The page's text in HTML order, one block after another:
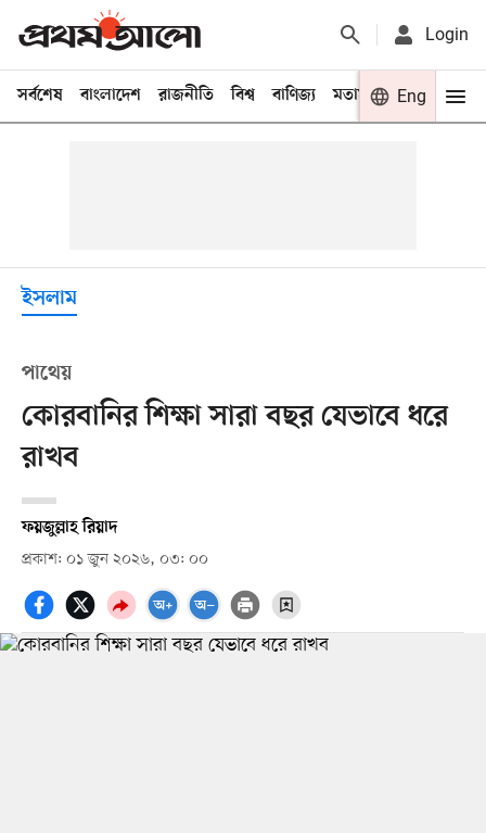
Login
সর্বশেষ বাংলাদেশ রাজনীতি বিশ্ব বাণিজ্য মতামত খেলা
Eng
ইসলাম
পাথেয়
কোরবানির শিক্ষা সারা বছর যেভাবে ধরে
রাখব
ফয়জুল্লাহ রিয়াদ
প্রকাশ: ০১ জুন ২০২৬, ০৩: ০০